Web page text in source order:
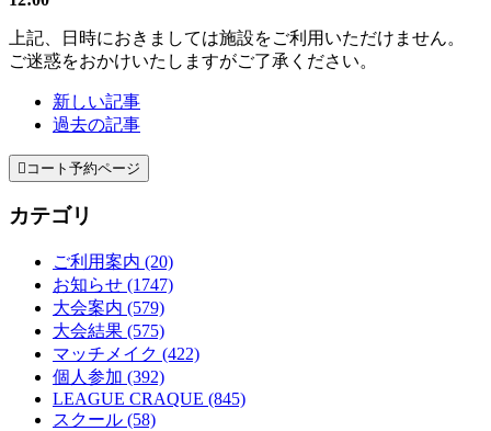
上記、日時におきましては施設をご利用いただけません。
ご迷惑をおかけいたしますがご了承ください。
新しい記事
過去の記事
 コート予約ページ
カテゴリ
ご利用案内 (20)
お知らせ (1747)
大会案内 (579)
大会結果 (575)
マッチメイク (422)
個人参加 (392)
LEAGUE CRAQUE (845)
スクール (58)